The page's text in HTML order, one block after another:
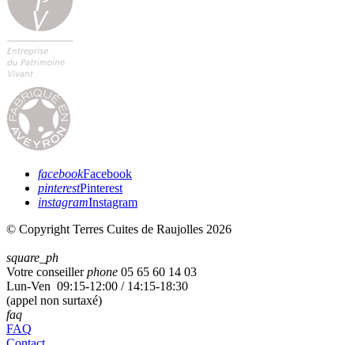
facebookFacebook
pinterestPinterest
instagramInstagram
© Copyright Terres Cuites de Raujolles 2026
square_ph
Votre conseillerphone 05 65 60 14 03
Lun-Ven 09:15-12:00 / 14:15-18:30
(appel non surtaxé)
faq
FAQ